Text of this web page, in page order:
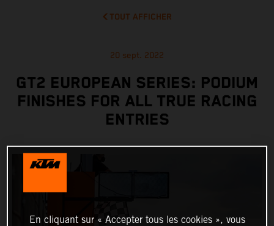
TOUT AFFICHER
20 sept. 2022
GT2 EUROPEAN SERIES: PODIUM
FINISHES FOR ALL TRUE RACING
ENTRIES
En cliquant sur « Accepter tous les cookies », vous